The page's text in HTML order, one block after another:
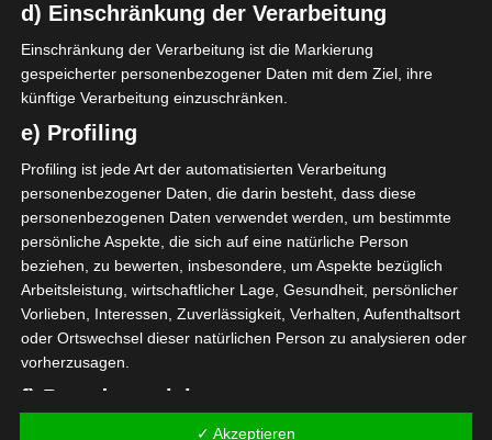
benötigen wir laut DSGVO Ihre Zustimmung. Es werden seitens
verarbeitet und gespeichert. Welche Daten genau entnehmen
Sie bitte den Datenschutzbedingungen.
Die Gruppen, Spiele und weitere Informationen
finden Sie in unserem Artikel:Handball-WM vom 13.
bis 31. Januar 2021 in Ägypten
8. Spieltag der Liga 1 Tunesien – 12/13 Jan 2021
d) Einschränkung der Verarbeitung
Einschränkung der Verarbeitung ist die Markierung
gespeicherter personenbezogener Daten mit dem Ziel, ihre
künftige Verarbeitung einzuschränken.
e) Profiling
Profiling ist jede Art der automatisierten Verarbeitung
personenbezogener Daten, die darin besteht, dass diese
personenbezogenen Daten verwendet werden, um bestimmte
persönliche Aspekte, die sich auf eine natürliche Person
beziehen, zu bewerten, insbesondere, um Aspekte bezüglich
Arbeitsleistung, wirtschaftlicher Lage, Gesundheit, persönlicher
Vorlieben, Interessen, Zuverlässigkeit, Verhalten, Aufenthaltsort
oder Ortswechsel dieser natürlichen Person zu analysieren oder
vorherzusagen.
f) Pseudonymisierung
Pseudonymisierung ist die Verarbeitung personenbezogener
✓ Akzeptieren